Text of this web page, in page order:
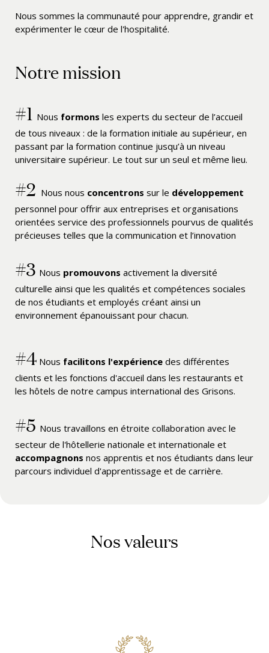
Nous sommes la communauté pour apprendre, grandir et
expérimenter le cœur de l'hospitalité.
Notre mission
#1 Nous formons les experts du secteur de l’accueil
de tous niveaux : de la formation initiale au supérieur, en
passant par la formation continue jusqu’à un niveau
universitaire supérieur. Le tout sur un seul et même lieu.
#2 Nous nous concentrons sur le développement
personnel pour offrir aux entreprises et organisations
orientées service des professionnels pourvus de qualités
précieuses telles que la communication et l’innovation
#3 Nous promouvons activement la diversité
culturelle ainsi que les qualités et compétences sociales
de nos étudiants et employés créant ainsi un
environnement épanouissant pour chacun.
#4 Nous facilitons l'expérience des différentes
clients et les fonctions d'accueil dans les restaurants et
les hôtels de notre campus international des Grisons.
#5 Nous travaillons en étroite collaboration avec le
secteur de l'hôtellerie nationale et internationale et
accompagnons nos apprentis et nos étudiants dans leur
parcours individuel d'apprentissage et de carrière.
Nos valeurs